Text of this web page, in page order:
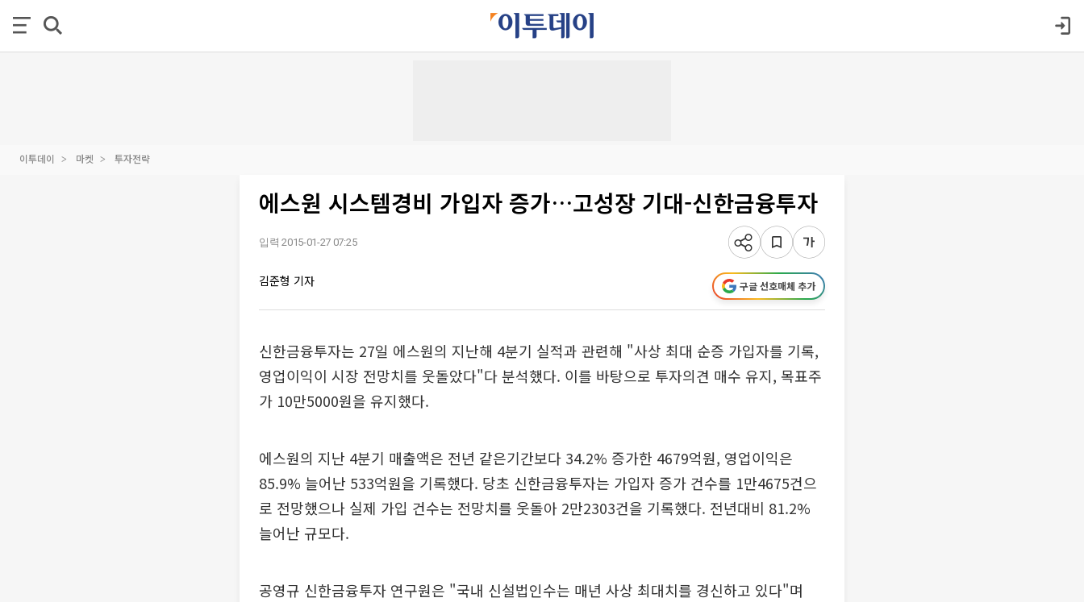
이투데이 마켓 투자전략
에스원 시스템경비 가입자 증가…고성장 기대-신한금융투자
입력 2015-01-27 07:25
김준형 기자 구글 선호매체 추가
신한금융투자는 27일 에스원의 지난해 4분기 실적과 관련해 "사상 최대 순증 가입자를 기록,
영업이익이 시장 전망치를 웃돌았다"다 분석했다. 이를 바탕으로 투자의견 매수 유지, 목표주
가 10만5000원을 유지했다.
에스원의 지난 4분기 매출액은 전년 같은기간보다 34.2% 증가한 4679억원, 영업이익은
85.9% 늘어난 533억원을 기록했다. 당초 신한금융투자는 가입자 증가 건수를 1만4675건으
로 전망했으나 실제 가입 건수는 전망치를 웃돌아 2만2303건을 기록했다. 전년대비 81.2%
늘어난 규모다.
공영규 신한금융투자 연구원은 "국내 신설법인수는 매년 사상 최대치를 경신하고 있다"며